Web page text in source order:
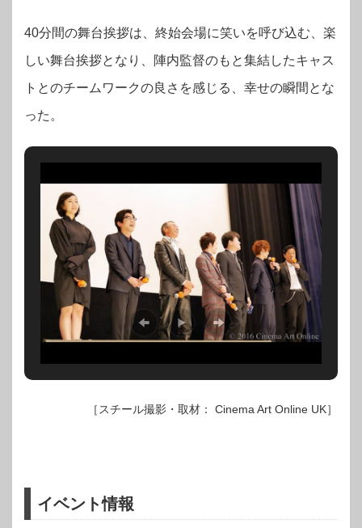
40分間の舞台挨拶は、終始会場に笑いを呼び込む、楽
しい舞台挨拶となり、陣内監督のもと集結したキャス
トとのチームワークの良さを感じる、幸せの瞬間とな
った。
［スチール撮影・取材： Cinema Art Online UK］
イベント情報